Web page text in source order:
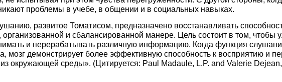
проблемы в учебе, в общении и в социальных навыках.
развитое Томатисом, предназначено восстанавливать
и сбалансированной манере. Цель состоит в том, чтобы
и перерабатывать различную информацию. Когда функция
мозг демонстрирует более эффективную способность к восприятию и
окружающей среды». (Цитируется: Paul Madaule, L.P. and Valerie